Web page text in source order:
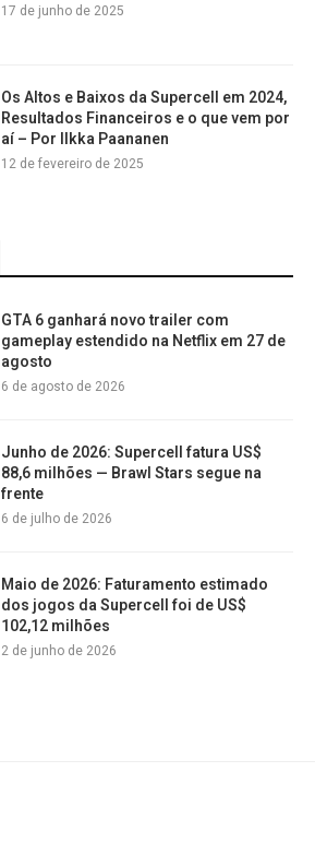
17 de junho de 2025
Os Altos e Baixos da Supercell em 2024,
Resultados Financeiros e o que vem por
aí – Por Ilkka Paananen
12 de fevereiro de 2025
GTA 6 ganhará novo trailer com
gameplay estendido na Netflix em 27 de
agosto
6 de agosto de 2026
Junho de 2026: Supercell fatura US$
88,6 milhões — Brawl Stars segue na
frente
6 de julho de 2026
Maio de 2026: Faturamento estimado
dos jogos da Supercell foi de US$
102,12 milhões
2 de junho de 2026